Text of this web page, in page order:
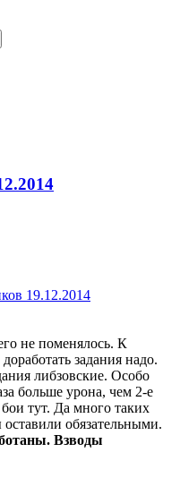
не поменялось. К
задания надо.
либзовские. Особо
больше урона, чем 2-е
тут. Да много таких
обязательными.
Взводы